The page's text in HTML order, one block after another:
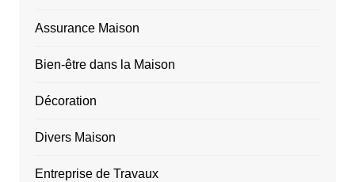
Assurance Maison
Bien-être dans la Maison
Décoration
Divers Maison
Entreprise de Travaux